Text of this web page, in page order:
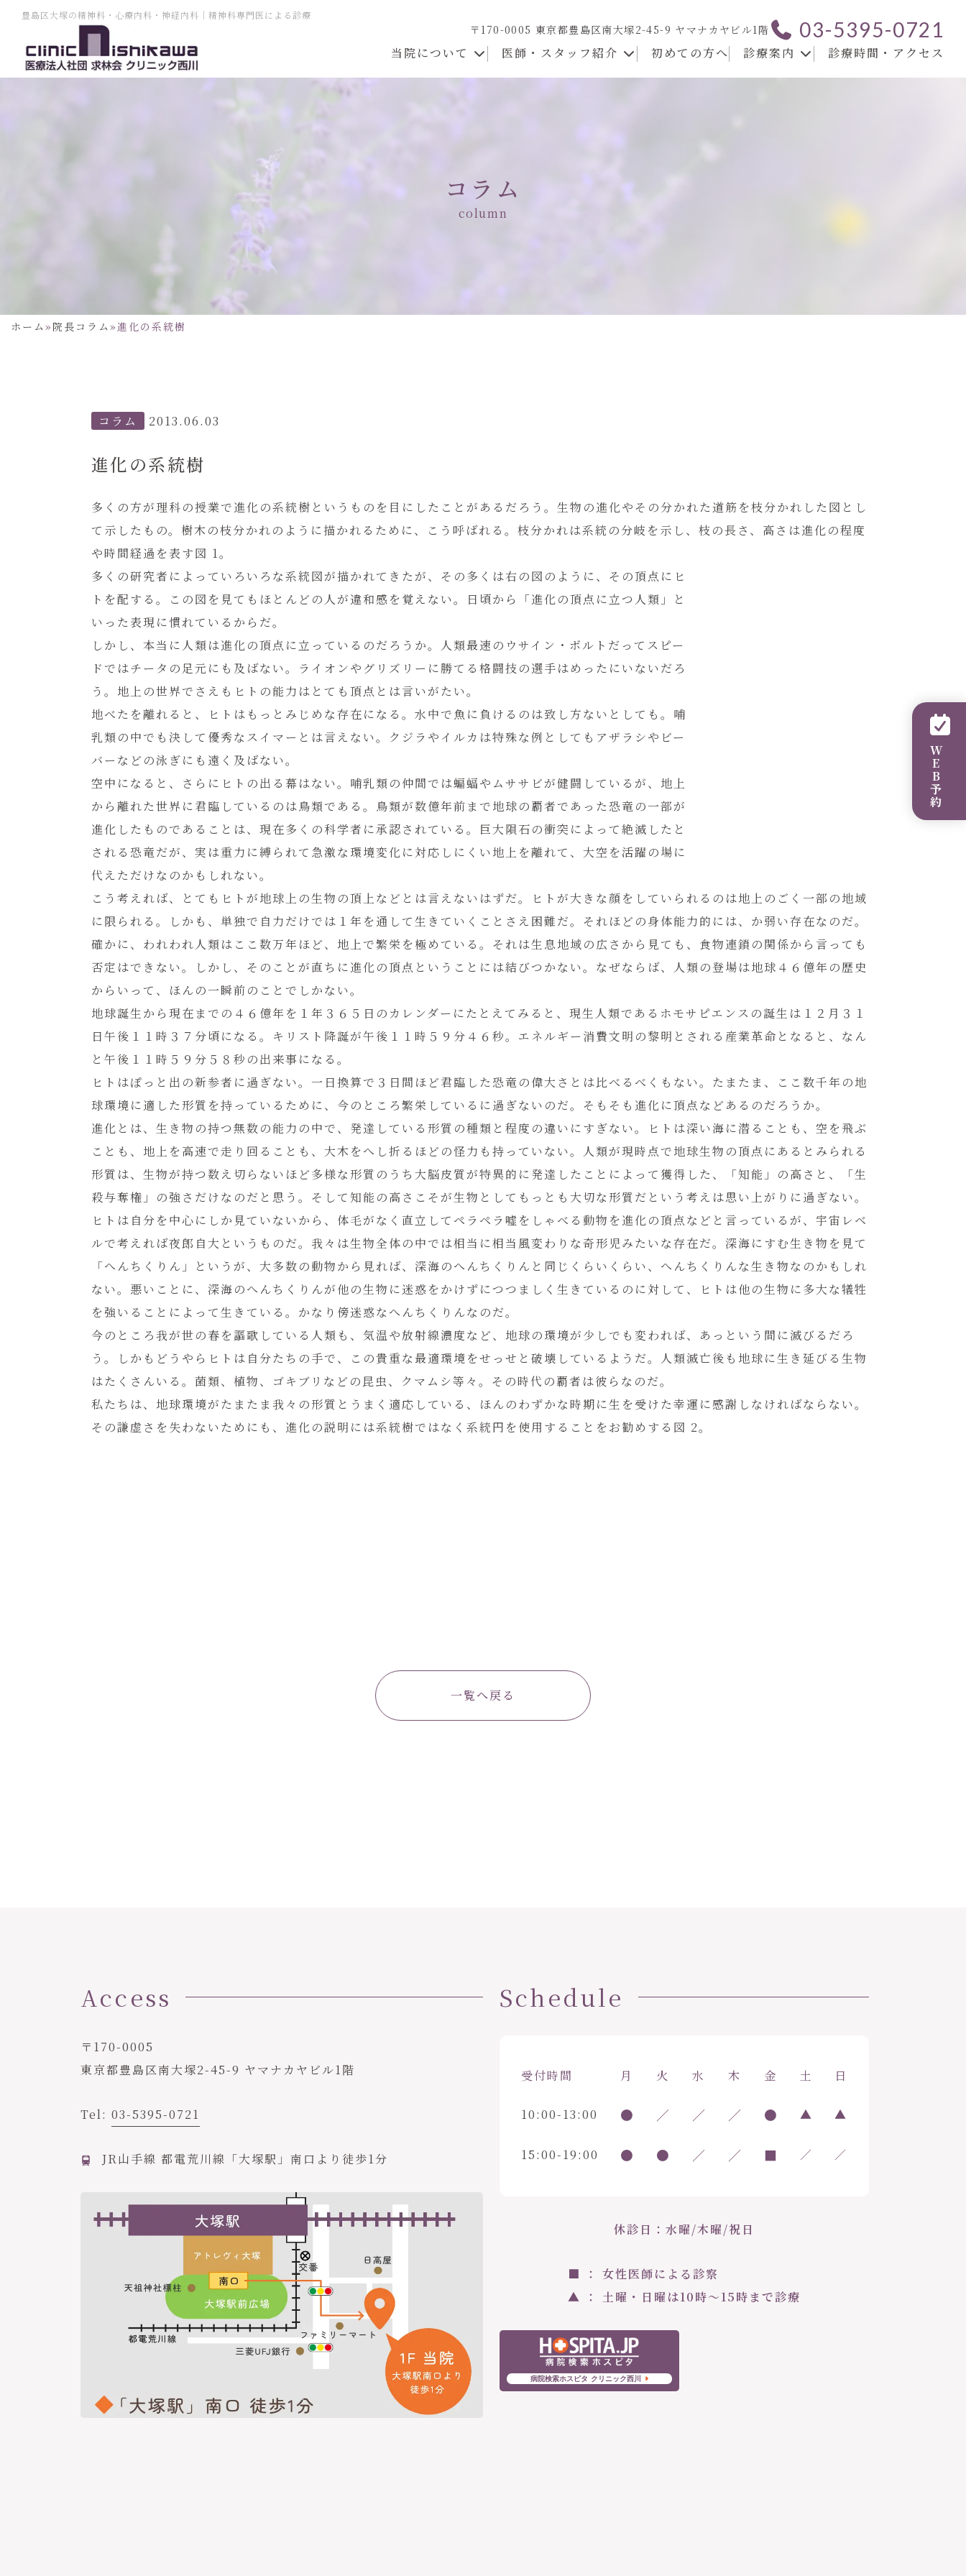
豊島区大塚の精神科・心療内科・神経内科｜精神科専門医による診療
〒170-0005 東京都豊島区南大塚2-45-9 ヤマナカヤビル1階 03-5395-0721
当院について 医師・スタッフ紹介 初めての方へ 診療案内 診療時間・アクセス
WEB予約
コラム
column
ホーム » 院長コラム »進化の系統樹
コラム 2013.06.03
進化の系統樹
多くの方が理科の授業で進化の系統樹というものを目にしたことがあるだろう。生物の進化やその分かれた道筋を枝分かれした図とし
て示したもの。樹木の枝分かれのように描かれるために、こう呼ばれる。枝分かれは系統の分岐を示し、枝の長さ、高さは進化の程度
や時間経過を表す図 1。
多くの研究者によっていろいろな系統図が描かれてきたが、その多くは右の図のように、その頂点にヒ
トを配する。この図を見てもほとんどの人が違和感を覚えない。日頃から「進化の頂点に立つ人類」と
いった表現に慣れているからだ。
しかし、本当に人類は進化の頂点に立っているのだろうか。人類最速のウサイン・ボルトだってスピー
ドではチータの足元にも及ばない。ライオンやグリズリーに勝てる格闘技の選手はめったにいないだろ
う。地上の世界でさえもヒトの能力はとても頂点とは言いがたい。
地べたを離れると、ヒトはもっとみじめな存在になる。水中で魚に負けるのは致し方ないとしても。哺
乳類の中でも決して優秀なスイマーとは言えない。クジラやイルカは特殊な例としてもアザラシやビー
バーなどの泳ぎにも遠く及ばない。
空中になると、さらにヒトの出る幕はない。哺乳類の仲間では蝙蝠やムササビが健闘しているが、地上
から離れた世界に君臨しているのは鳥類である。鳥類が数億年前まで地球の覇者であった恐竜の一部が
進化したものであることは、現在多くの科学者に承認されている。巨大隕石の衝突によって絶滅したと
される恐竜だが、実は重力に縛られて急激な環境変化に対応しにくい地上を離れて、大空を活躍の場に
代えただけなのかもしれない。
こう考えれば、とてもヒトが地球上の生物の頂上などとは言えないはずだ。ヒトが大きな顔をしていられるのは地上のごく一部の地域
に限られる。しかも、単独で自力だけでは１年を通して生きていくことさえ困難だ。それほどの身体能力的には、か弱い存在なのだ。
確かに、われわれ人類はここ数万年ほど、地上で繁栄を極めている。それは生息地域の広さから見ても、食物連鎖の関係から言っても
否定はできない。しかし、そのことが直ちに進化の頂点ということには結びつかない。なぜならば、人類の登場は地球４６億年の歴史
からいって、ほんの一瞬前のことでしかない。
地球誕生から現在までの４６億年を１年３６５日のカレンダーにたとえてみると、現生人類であるホモサピエンスの誕生は１２月３１
日午後１１時３７分頃になる。キリスト降誕が午後１１時５９分４６秒。エネルギー消費文明の黎明とされる産業革命となると、なん
と午後１１時５９分５８秒の出来事になる。
ヒトはぽっと出の新参者に過ぎない。一日換算で３日間ほど君臨した恐竜の偉大さとは比べるべくもない。たまたま、ここ数千年の地
球環境に適した形質を持っているために、今のところ繁栄しているに過ぎないのだ。そもそも進化に頂点などあるのだろうか。
進化とは、生き物の持つ無数の能力の中で、発達している形質の種類と程度の違いにすぎない。ヒトは深い海に潜ることも、空を飛ぶ
ことも、地上を高速で走り回ることも、大木をへし折るほどの怪力も持っていない。人類が現時点で地球生物の頂点にあるとみられる
形質は、生物が持つ数え切らないほど多様な形質のうち大脳皮質が特異的に発達したことによって獲得した、「知能」の高さと、「生
殺与奪権」の強さだけなのだと思う。そして知能の高さこそが生物としてもっとも大切な形質だという考えは思い上がりに過ぎない。
ヒトは自分を中心にしか見ていないから、体毛がなく直立してペラペラ嘘をしゃべる動物を進化の頂点などと言っているが、宇宙レベ
ルで考えれば夜郎自大というものだ。我々は生物全体の中では相当に相当風変わりな奇形児みたいな存在だ。深海にすむ生き物を見て
「へんちくりん」というが、大多数の動物から見れば、深海のへんちくりんと同じくらいくらい、へんちくりんな生き物なのかもしれ
ない。悪いことに、深海のへんちくりんが他の生物に迷惑をかけずにつつましく生きているのに対して、ヒトは他の生物に多大な犠牲
を強いることによって生きている。かなり傍迷惑なへんちくりんなのだ。
今のところ我が世の春を謳歌している人類も、気温や放射線濃度など、地球の環境が少しでも変われば、あっという間に滅びるだろ
う。しかもどうやらヒトは自分たちの手で、この貴重な最適環境をせっせと破壊しているようだ。人類滅亡後も地球に生き延びる生物
はたくさんいる。菌類、植物、ゴキブリなどの昆虫、クマムシ等々。その時代の覇者は彼らなのだ。
私たちは、地球環境がたまたま我々の形質とうまく適応している、ほんのわずかな時期に生を受けた幸運に感謝しなければならない。
その謙虚さを失わないためにも、進化の説明には系統樹ではなく系統円を使用することをお勧めする図 2。
一覧へ戻る
Access
〒170-0005
東京都豊島区南大塚2-45-9 ヤマナカヤビル1階
Tel: 03-5395-0721
JR山手線 都電荒川線「大塚駅」南口より徒歩1分
Schedule
受付時間 月 火 水 木 金 土 日
10:00-13:00 ● ／ ／ ／ ● ▲ ▲
15:00-19:00 ● ● ／ ／ ■ ／ ／
休診日：水曜/木曜/祝日
■ ： 女性医師による診察
▲ ： 土曜・日曜は10時〜15時まで診療
病院検索ホスピタ クリニック西川